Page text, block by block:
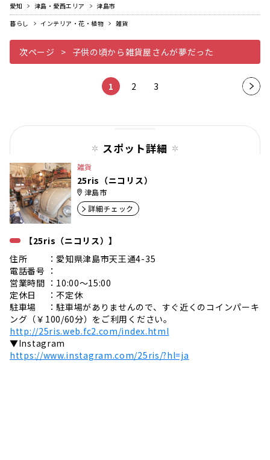
愛知 津島・愛西エリア
津島市
暮らし
インテリア・花・植物 雑貨
次ページ 子供の頃から雑貨屋さんが夢だった
1 2 3
次の
スポット詳細
雑貨
25ris（ニコリス）
津島市
詳細チェック
【25ris（ニコリス）】
住所 ：愛知県津島市天王通4-35
電話番号 ：
営業時間 ：10:00～15:00
定休日 ：不定休
駐車場 ：駐車場がありませんので、すぐ近くのコインパーキ
ング（￥100/60分）をご利用ください。
http://25ris.web.fc2.com/index.html
▼Instagram
https://www.instagram.com/25ris/?hl=ja